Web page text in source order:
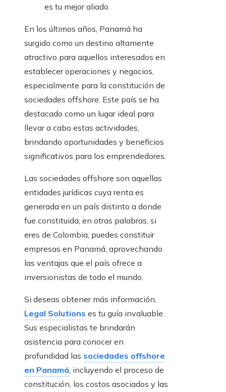
En los últimos años, Panamá ha
surgido como un destino altamente
atractivo para aquellos interesados en
establecer operaciones y negocios,
especialmente para la constitución de
sociedades offshore. Este país se ha
destacado como un lugar ideal para
llevar a cabo estas actividades,
brindando oportunidades y beneficios
significativos para los emprendedores.
Las sociedades offshore son aquellas
entidades jurídicas cuya renta es
generada en un país distinto a donde
fue constituida, en otras palabras, si
eres de Colombia, puedes constituir
empresas en Panamá, aprovechando
las ventajas que el país ofrece a
inversionistas de todo el mundo.
Si deseas obtener más información,
Legal Solutions es tu guía invaluable.
Sus especialistas te brindarán
asistencia para conocer en
profundidad las sociedades offshore
en Panamá, incluyendo el proceso de
constitución, los costos asociados y las